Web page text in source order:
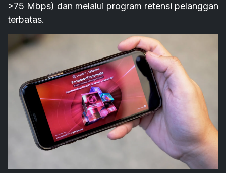
>75 Mbps) dan melalui program retensi pelanggan
terbatas.